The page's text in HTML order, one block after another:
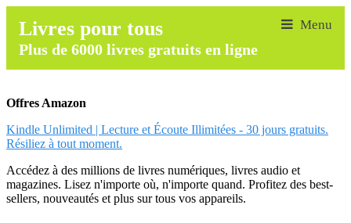
Livres pour tous
Plus de 6000 livres gratuits en ligne
Offres Amazon
Kindle Unlimited | Lecture et Écoute Illimitées - 30 jours gratuits.
Résiliez à tout moment.
Accédez à des millions de livres numériques, livres audio et
magazines. Lisez n'importe où, n'importe quand. Profitez des best-
sellers, nouveautés et plus sur tous vos appareils.